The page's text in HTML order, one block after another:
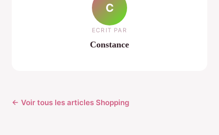
C
ECRIT PAR
Constance
← Voir tous les articles Shopping